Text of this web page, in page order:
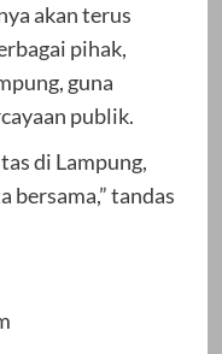
akan terus
pihak,
guna
publik.
di Lampung,
bersama,” tandas